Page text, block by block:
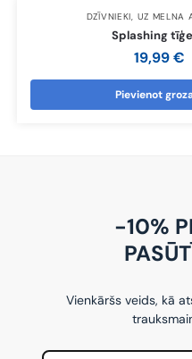
DZĪVNIEKI, UZ MELNA
Splashing
19,99€
Pievienot
-10%
Vienkāršs veids, kā